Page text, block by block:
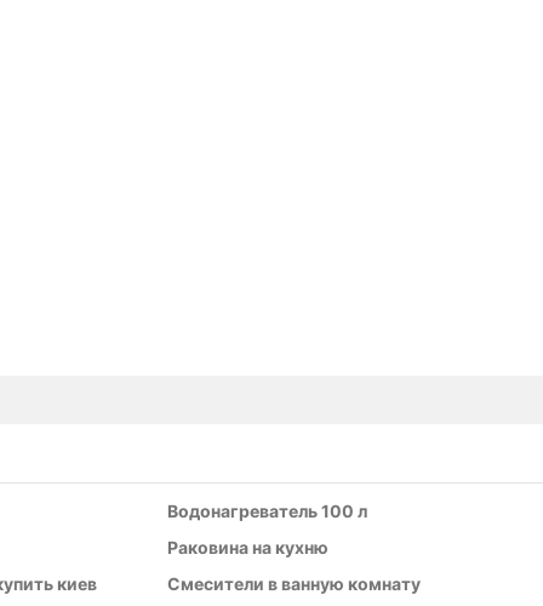
Водонагреватель 100 л
Раковина на кухню
киев Смесители в ванную комнату